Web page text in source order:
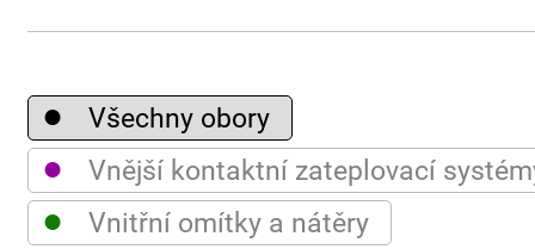
● Všechny obory
● Vnější kontaktní zateplovací
● Vnitřní omítky a nátěry